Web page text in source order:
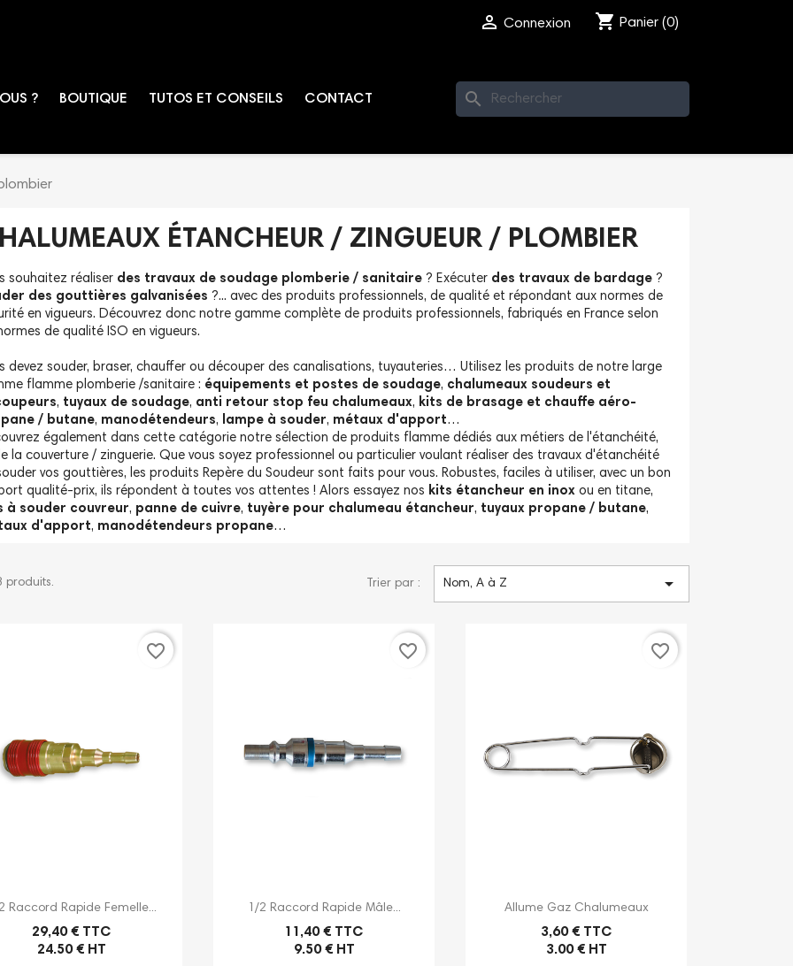
 Connexion shopping_cart Panier (0)
? BOUTIQUE TUTOS ET CONSEILS CONTACT search
tutoriel vidéo sur la
et l'utilisation du kit
propose ce Tuto vidéo sur la
présentation et l'utilisation du kit
Démonstration découpe
Le Repère du soudeur vous
propose cette démonstration en
Le Repère du soudeur vous
propose ce tutoriel vidéo sur la
ÉTANCHEUR / ZINGUEUR / PLOMBIER
souhaitez réaliser des travaux de soudage plomberie / sanitaire ? Exécuter des travaux de bardage ?
des gouttières galvanisées ?... avec des produits professionnels, de qualité et répondant aux normes de
en vigueurs. Découvrez donc notre gamme complète de produits professionnels, fabriqués en France selon
de qualité ISO en vigueurs.
devez souder, braser, chauffer ou découper des canalisations, tuyauteries… Utilisez les produits de notre large
flamme plomberie /sanitaire : équipements et postes de soudage, chalumeaux soudeurs et
, tuyaux de soudage, anti retour stop feu chalumeaux, kits de brasage et chauffe aéro-
/ butane, manodétendeurs, lampe à souder, métaux d'apport…
également dans cette catégorie notre sélection de produits flamme dédiés aux métiers de l'étanchéité,
la couverture / zinguerie. Que vous soyez professionnel ou particulier voulant réaliser des travaux d'étanchéité
vos gouttières, les produits Repère du Soudeur sont faits pour vous. Robustes, faciles à utiliser, avec un bon
qualité-prix, ils répondent à toutes vos attentes ! Alors essayez nos kits étancheur en inox ou en titane,
à souder couvreur, panne de cuivre, tuyère pour chalumeau étancheur, tuyaux propane / butane,
d'apport, manodétendeurs propane…
produits. Trier par : Nom, A à Z 
Aperçu rapide
Raccord Rapide Femelle...
29,40 € TTC
24.50 € HT
favorite_border
Aperçu rapide
1/2 Raccord Rapide Mâle...
11,40 € TTC
9.50 € HT
favorite_border
Aperçu rapide
Allume Gaz Chalumeaux
3,60 € TTC
3.00 € HT
favorite_border